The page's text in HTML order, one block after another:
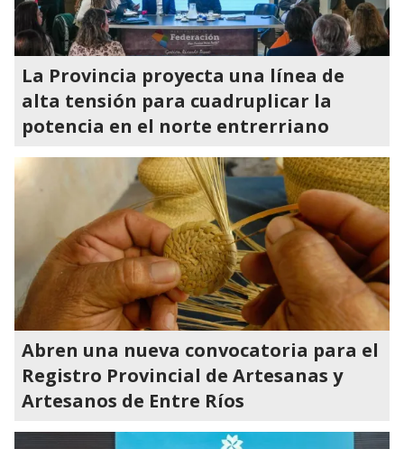
La Provincia proyecta una línea de
alta tensión para cuadruplicar la
potencia en el norte entrerriano
Abren una nueva convocatoria para el
Registro Provincial de Artesanas y
Artesanos de Entre Ríos